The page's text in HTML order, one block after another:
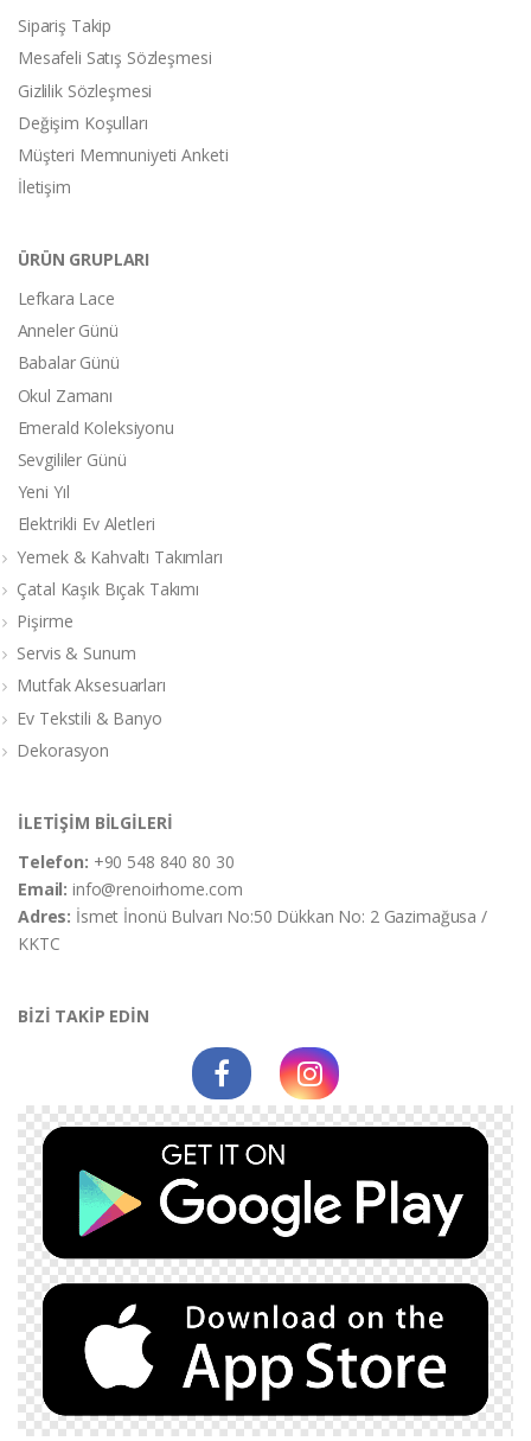
Sipariş Takip
Mesafeli Satış Sözleşmesi
Gizlilik Sözleşmesi
Değişim Koşulları
Müşteri Memnuniyeti Anketi
İletişim
ÜRÜN GRUPLARI
Lefkara Lace
Anneler Günü
Babalar Günü
Okul Zamanı
Emerald Koleksiyonu
Sevgililer Günü
Yeni Yıl
Elektrikli Ev Aletleri
Yemek & Kahvaltı Takımları
Çatal Kaşık Bıçak Takımı
Pişirme
Servis & Sunum
Mutfak Aksesuarları
Ev Tekstili & Banyo
Dekorasyon
İLETİŞİM BİLGİLERİ
Telefon: +90 548 840 80 30
Email:info@renoirhome.com
Adres: İsmet İnonü Bulvarı No:50 Dükkan No: 2 Gazimağusa /
KKTC
BİZİ TAKİP EDİN